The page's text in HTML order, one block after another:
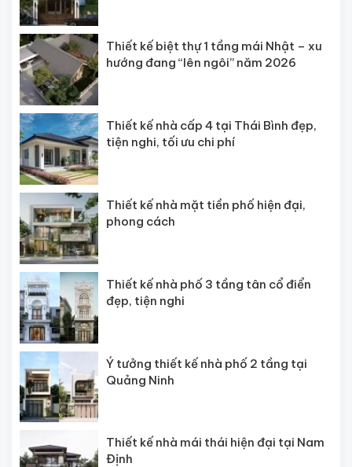
Thiết kế biệt thự 1 tầng mái Nhật – xu
hướng đang “lên ngôi” năm 2026
Thiết kế nhà cấp 4 tại Thái Bình đẹp,
tiện nghi, tối ưu chi phí
Thiết kế nhà mặt tiền phố hiện đại,
phong cách
Thiết kế nhà phố 3 tầng tân cổ điển
đẹp, tiện nghi
Ý tưởng thiết kế nhà phố 2 tầng tại
Quảng Ninh
Thiết kế nhà mái thái hiện đại tại Nam
Định